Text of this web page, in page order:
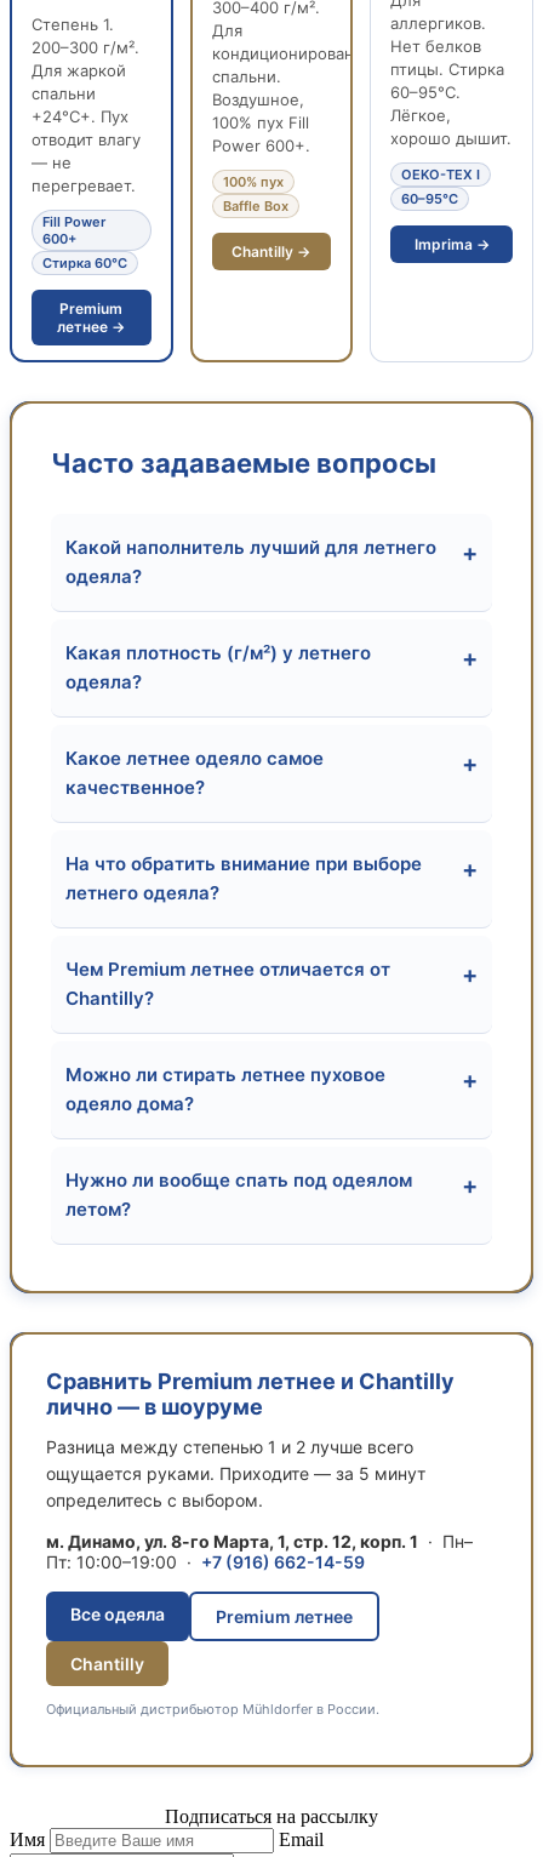
Степень 1.
200–300 г/м².
Для жаркой
спальни
+24°C+. Пух
отводит влагу
— не
перегревает.
Fill Power
600+
Стирка 60°C
Premium
летнее →
300–400 г/м².
Для
кондиционированной
спальни.
Воздушное,
100% пух Fill
Power 600+.
100% пух
Baffle Box
Chantilly →
аллергиков.
Нет белков
птицы. Стирка
60–95°C.
Лёгкое,
хорошо дышит.
OEKO-TEX I
60–95°C
Imprima →
Часто задаваемые вопросы
Какой наполнитель лучший для летнего
одеяла?
+
Какая плотность (г/м²) у летнего
одеяла?
+
Какое летнее одеяло самое
качественное?
+
На что обратить внимание при выборе
летнего одеяла?
+
Чем Premium летнее отличается от
Chantilly?
+
Можно ли стирать летнее пуховое
одеяло дома?
+
Нужно ли вообще спать под одеялом
летом?
+
Сравнить Premium летнее и Chantilly
лично — в шоуруме
Разница между степенью 1 и 2 лучше всего
ощущается руками. Приходите — за 5 минут
определитесь с выбором.
м. Динамо, ул. 8-го Марта, 1, стр. 12, корп. 1 · Пн–
Пт: 10:00–19:00 · +7 (916) 662-14-59
Все одеяла Premium летнее
Chantilly
Официальный дистрибьютор Mühldorfer в России.
Подписаться на рассылку
Имя
Email